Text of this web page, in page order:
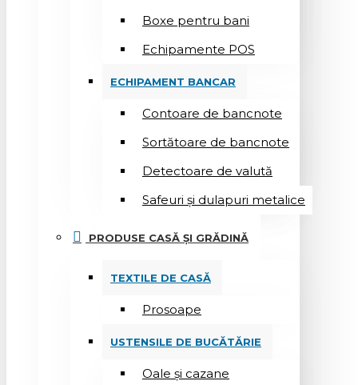
Boxe pentru bani
Echipamente POS
ECHIPAMENT BANCAR
Contoare de bancnote
Sortătoare de bancnote
Detectoare de valută
Safeuri și dulapuri metalice
PRODUSE CASĂ ȘI GRĂDINĂ
TEXTILE DE CASĂ
Prosoape
USTENSILE DE BUCĂTĂRIE
Oale și cazane